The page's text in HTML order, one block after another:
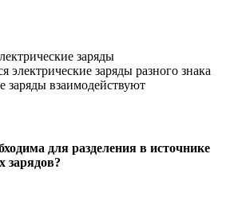
заряды
электрические заряды разного знака
заряды взаимодействуют
для разделения в источнике
зарядов?